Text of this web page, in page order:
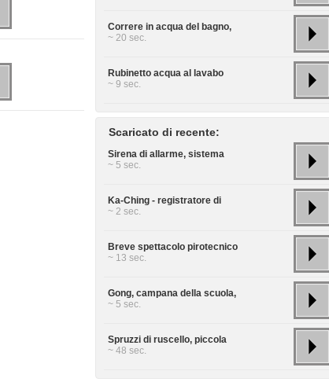
Correre in acqua del bagno,
~ 20 sec.
Rubinetto acqua al lavabo
~ 9 sec.
Scaricato di recente:
Sirena di allarme, sistema
~ 5 sec.
Ka-Ching - registratore di
~ 2 sec.
Breve spettacolo pirotecnico
~ 13 sec.
Gong, campana della scuola,
~ 5 sec.
Spruzzi di ruscello, piccola
~ 48 sec.